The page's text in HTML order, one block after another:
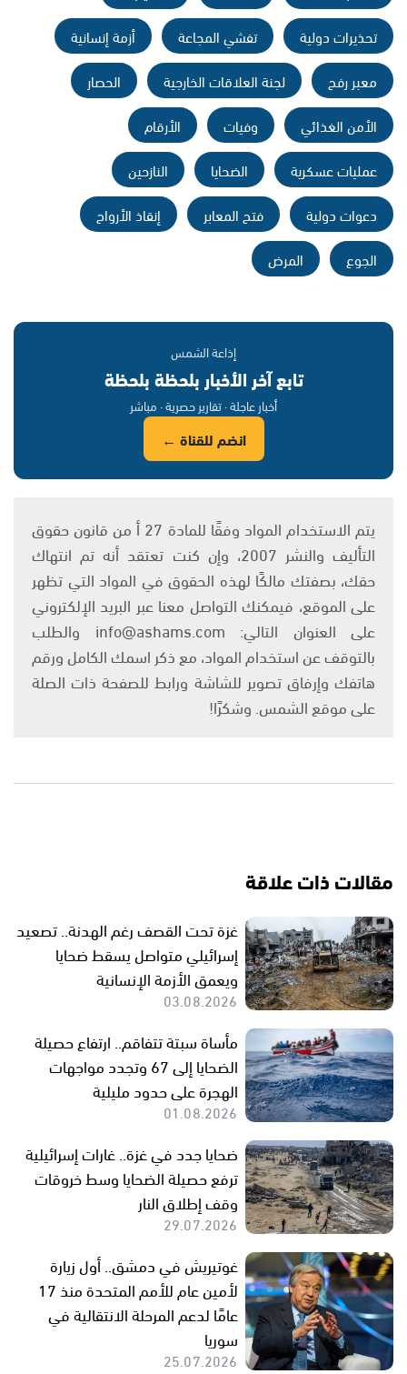
تحذيرات دولية
تفشي المجاعة
أزمة إنسانية
معبر رفح
لجنة العلاقات الخارجية
الحصار
الأمن الغذائي
وفيات
الأرقام
عمليات عسكرية
الضحايا
النازحين
دعوات دولية
فتح المعابر
إنقاذ الأرواح
الجوع
المرض
إذاعة الشمس
تابع آخر الأخبار بلحظة بلحظة
أخبار عاجلة · تقارير حصرية · مباشر
انضم للقناة ←
يتم الاستخدام المواد وفقًا للمادة 27 أ من قانون حقوق
التأليف والنشر 2007، وإن كنت تعتقد أنه تم انتهاك
حقك، بصفتك مالكًا لهذه الحقوق في المواد التي تظهر
على الموقع، فيمكنك التواصل معنا عبر البريد الإلكتروني
على العنوان التالي: info@ashams.com والطلب
بالتوقف عن استخدام المواد، مع ذكر اسمك الكامل ورقم
هاتفك وإرفاق تصوير للشاشة ورابط للصفحة ذات الصلة
على موقع الشمس. وشكرًا!
مقالات ذات علاقة
غزة تحت القصف رغم الهدنة.. تصعيد
إسرائيلي متواصل يسقط ضحايا
ويعمق الأزمة الإنسانية
03.08.2026
مأساة سبتة تتفاقم.. ارتفاع حصيلة
الضحايا إلى 67 وتجدد مواجهات
الهجرة على حدود مليلية
01.08.2026
ضحايا جدد في غزة.. غارات إسرائيلية
ترفع حصيلة الضحايا وسط خروقات
وقف إطلاق النار
29.07.2026
غوتيريش في دمشق.. أول زيارة
لأمين عام للأمم المتحدة منذ 17
عامًا لدعم المرحلة الانتقالية في
سوريا
25.07.2026